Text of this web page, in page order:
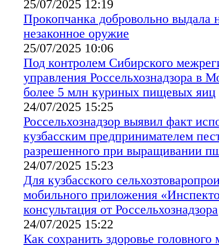
25/07/2025 12:19
Прокопчанка добровольно выдала
незаконное оружие
25/07/2025 10:06
Под контролем Сибирского
управления Россельхознадзора в
более 5 млн куриных пищевых яиц
24/07/2025 15:25
Россельхознадзор выявил факт
кузбасским предпринимателем
разрешенного при выращивании
24/07/2025 15:23
Для кузбасского
мобильного приложения
консультация от Россельхознадзора
24/07/2025 15:22
Как сохранить здоровье головного